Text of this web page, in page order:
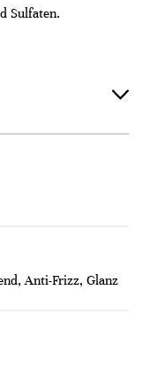
Sulfaten.
Anti-Frizz, Glanz